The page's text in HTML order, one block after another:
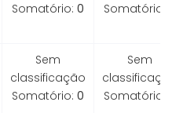
Somatório: 0
Somatório:
Sem
classificação
Somatório: 0
Sem
Somatório: